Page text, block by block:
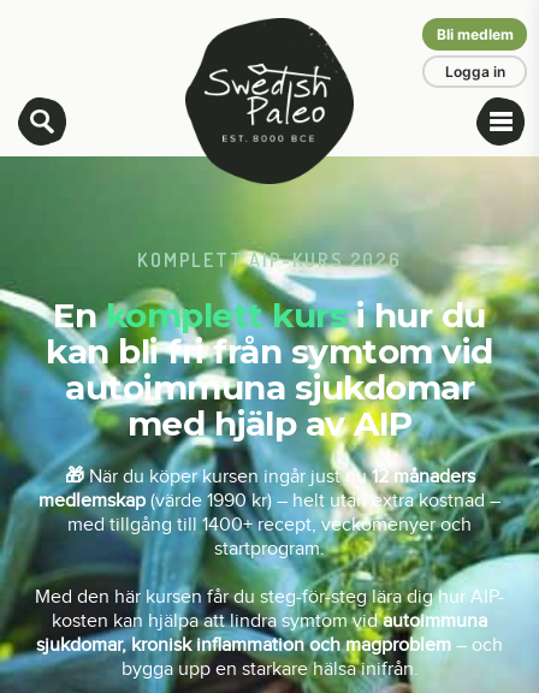
Bli medlem
Logga in
KOMPLETT AIP-KURS 2026
Enkomplett kursi hur du
kan bli fri från symtom vid
autoimmuna sjukdomar
med hjälp av AIP
🎁När du köper kursen ingår just nu12 månaders
medlemskap (värde 1990 kr) – helt utan extra kostnad –
med tillgång till 1400+ recept, veckomenyer och
startprogram.
Med den här kursen får du steg-för-steg lära dig hur AIP-
kosten kan hjälpa att lindra symtom vidautoimmuna
sjukdomar, kronisk inflammation och magproblem – och
bygga upp en starkare hälsa inifrån.